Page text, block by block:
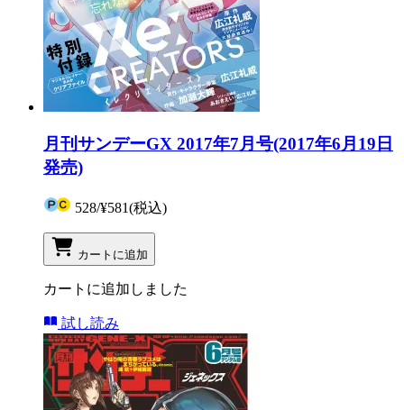
月刊サンデーGX 2017年7月号(2017年6月19日
発売)
528/¥581(税込)
カートに追加
カートに追加しました
試し読み